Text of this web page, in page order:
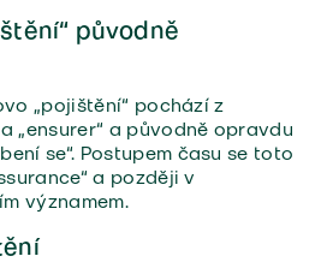
původně
„pojištění“ pochází z
„ensurer“ a původně opravdu
se“. Postupem času se toto
a později v
významem.